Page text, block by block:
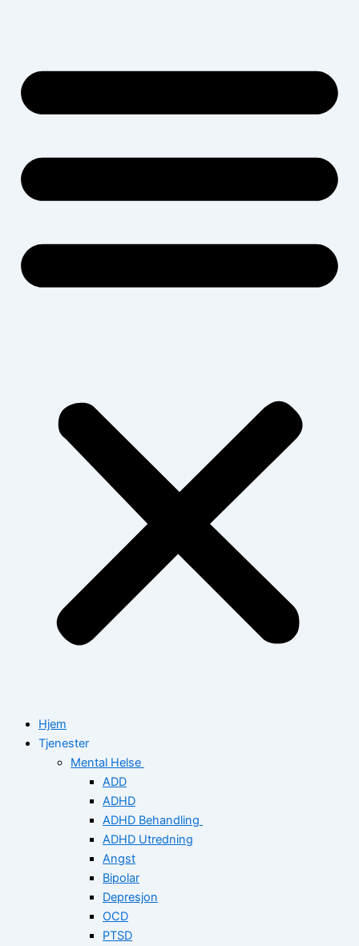
Hjem
Tjenester
Mental Helse
ADD
ADHD
ADHD Behandling
ADHD Utredning
Angst
Bipolar
Depresjon
OCD
PTSD